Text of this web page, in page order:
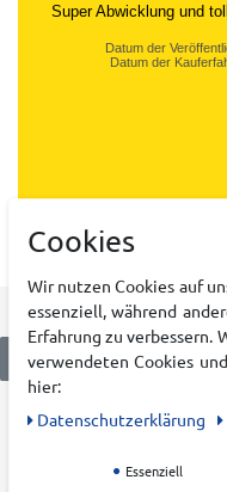
Super Abwicklung und
Datum der
Datum der
Cookies
Wir nutzen Cookies auf
essenziell, während
Erfahrung zu verbessern.
verwendeten Cookies
hier:
Daten­schutz­erklärung
Essenziell